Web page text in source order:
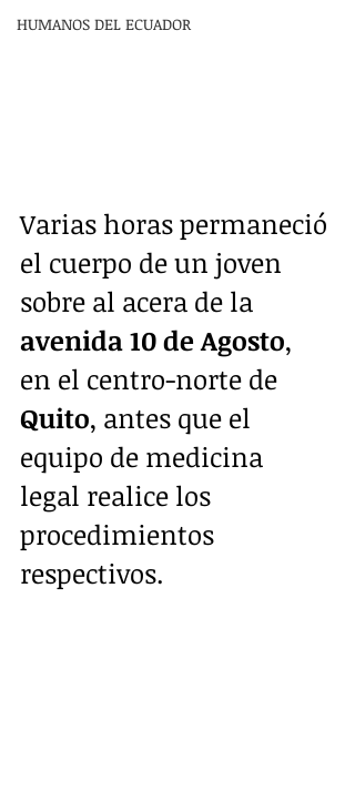
HUMANOS DEL ECUADOR
Varias horas permaneció
el cuerpo de un joven
sobre al acera de la
avenida 10 de Agosto,
en el centro-norte de
Quito, antes que el
equipo de medicina
legal realice los
procedimientos
respectivos.